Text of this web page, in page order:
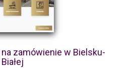
zamówienie w Bielsku-
Białej